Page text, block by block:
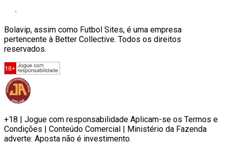
Bolavip, assim como Futbol Sites, é uma empresa
pertencente à Better Collective. Todos os direitos
reservados.
+18 | Jogue com responsabilidade Aplicam-se os Termos e
Condições | Conteúdo Comercial | Ministério da Fazenda
adverte: Aposta não é investimento.